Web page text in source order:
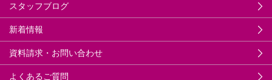
スタッフブログ
新着情報
資料請求・お問い合わせ
よくあるご質問